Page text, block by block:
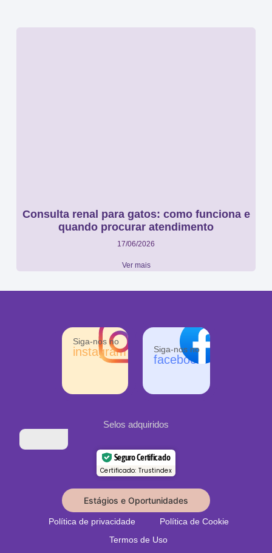
Consulta renal para gatos: como funciona e
quando procurar atendimento
17/06/2026
Ver mais
Siga-nos no
instagram Siga-nos no
facebook
Selos adquiridos
Seguro Certificado
Certificado: Trustindex
Estágios e Oportunidades
Política de privacidade
Política de Cookie
Termos de Uso